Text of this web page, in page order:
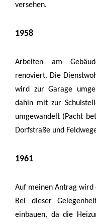
versehen.
1958
Arbeiten am
renoviert. Die
wird zur Garage
dahin mit zur
umgewandelt (Pacht
Dorfstraße und
1961
Auf meinen Antrag wird
Bei dieser
einbauen, da die